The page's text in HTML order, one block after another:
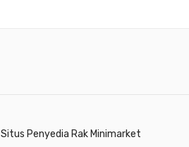
Situs Penyedia Rak Minimarket